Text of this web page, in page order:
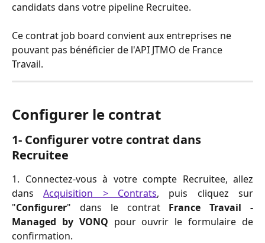
candidats dans votre pipeline Recruitee.
Ce contrat job board convient aux entreprises ne
pouvant pas bénéficier de l'API JTMO de France
Travail.
Configurer le contrat
1- Configurer votre contrat dans
Recruitee
1. Connectez-vous à votre compte Recruitee, allez
dansAcquisition > Contrats, puis cliquez sur
"Configurer" dans le contrat France Travail -
Managed by VONQ pour ouvrir le formulaire de
confirmation.